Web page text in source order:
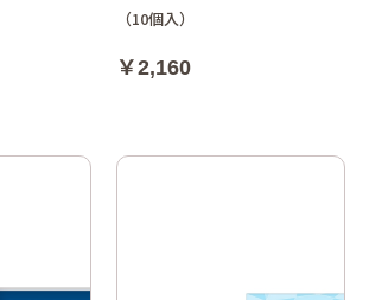
（10個入）
￥2,160